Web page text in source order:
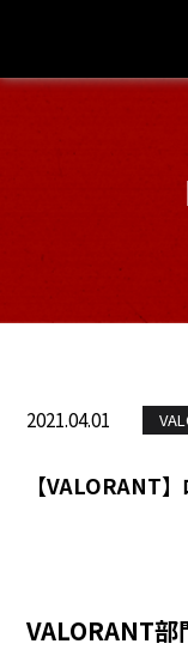
2021.04.01
【VALORANT
VALORANT部